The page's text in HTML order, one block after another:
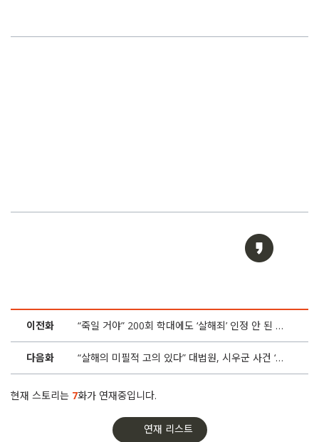
이전화 “죽일 거야” 200회 학대에도 ‘살해죄’ 인정 안 된 이유
다음화 “살해의 미필적 고의 있다” 대법원, 시우군 사건 ‘반전’
현재 스토리는 7화가 연재중입니다.
연재 리스트